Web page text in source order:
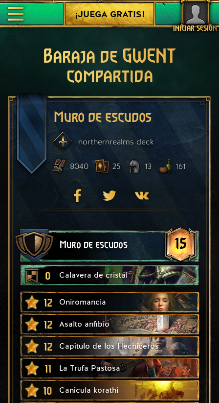
INICIAR SESIÓN
¡JUEGA GRATIS!
Baraja de GWENT
compartida
Muro de escudos
northernrealmsdeck
8040 25 13 161
Muro de escudos 15
0 Calavera de cristal
12 Oniromancia
12 Asalto anfibio
12 Capítulo de los Hechiceros
11 La Trufa Pastosa
10 Canícula korathi